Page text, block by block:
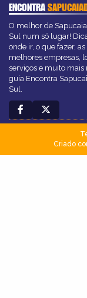
ENCONTRA
O melhor de
Sul num só lugar!
onde ir, o que fazer, as
melhores empresas,
serviços e muito mais
guia Encontra
Sul.
Criado